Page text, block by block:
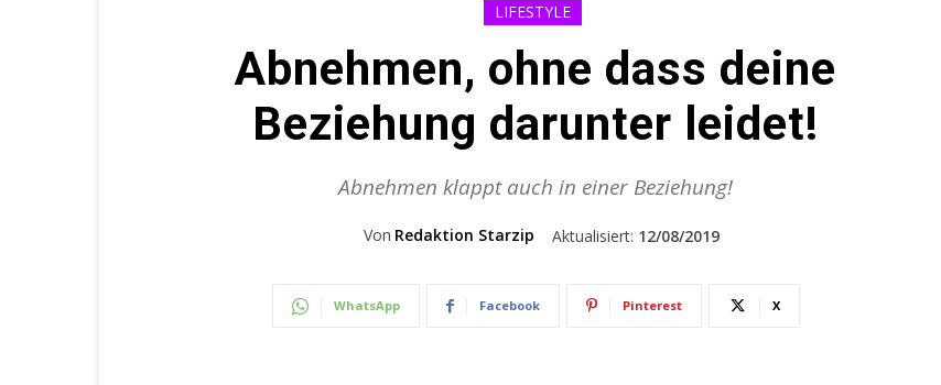
LIFESTYLE
Abnehmen, ohne dass deine
Beziehung darunter leidet!
Abnehmen klappt auch in einer Beziehung!
Von Redaktion Starzip Aktualisiert: 12/08/2019
WhatsApp Facebook Pinterest X